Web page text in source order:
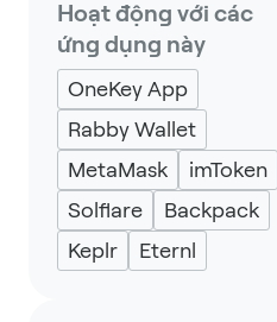
Hoạt động với các
ứng dụng này
OneKey App
Rabby Wallet
MetaMask
imToken
Solflare
Backpack
Keplr
Eternl